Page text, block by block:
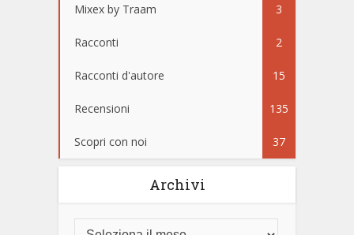
Mixex by Traam 3
Racconti 2
Racconti d'autore 15
Recensioni 135
Scopri con noi 37
Archivi